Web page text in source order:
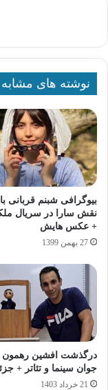
نوشته های مشابه
بیوگرافی شبنم قربانی
نقش سارا در سریال
+ عکس هایش
27 بهمن 1399
درگذشت افشین رهمون
جوان سینما و تئاتر +
21 خرداد 1403